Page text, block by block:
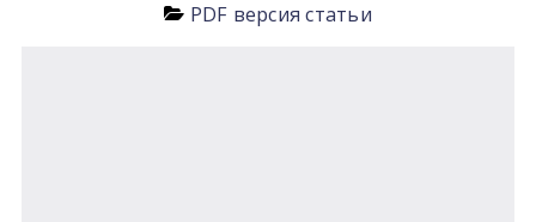
PDF версия статьи